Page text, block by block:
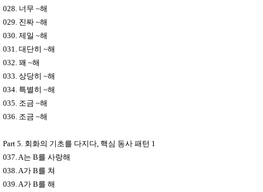
028. 너무 ~해
029. 진짜 ~해
030. 제일 ~해
031. 대단히 ~해
032. 꽤 ~해
033. 상당히 ~해
034. 특별히 ~해
035. 조금 ~해
036. 조금 ~해
Part 5. 회화의 기초를 다지다 핵심 동사 패턴 1
037. A는 B를 사랑해
038. A가 B를 쳐
039. A가 B를 해